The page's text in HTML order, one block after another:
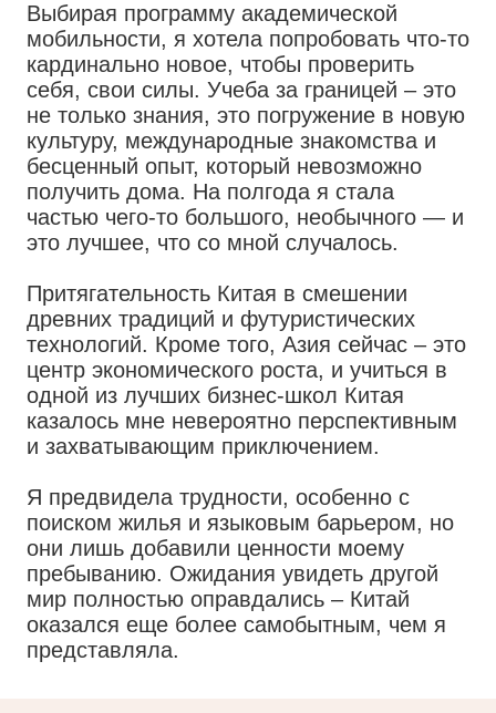
Выбирая программу академической
мобильности, я хотела попробовать что-то
кардинально новое, чтобы проверить
себя, свои силы. Учеба за границей – это
не только знания, это погружение в новую
культуру, международные знакомства и
бесценный опыт, который невозможно
получить дома. На полгода я стала
частью чего-то большого, необычного — и
это лучшее, что со мной случалось.
Притягательность Китая в смешении
древних традиций и футуристических
технологий. Кроме того, Азия сейчас – это
центр экономического роста, и учиться в
одной из лучших бизнес-школ Китая
казалось мне невероятно перспективным
и захватывающим приключением.
Я предвидела трудности, особенно с
поиском жилья и языковым барьером, но
они лишь добавили ценности моему
пребыванию. Ожидания увидеть другой
мир полностью оправдались – Китай
оказался еще более самобытным, чем я
представляла.